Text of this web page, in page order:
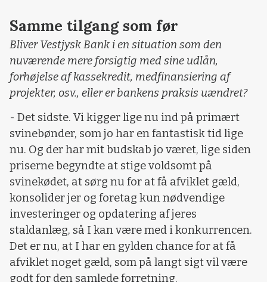
Samme tilgang som før
Bliver Vestjysk Bank i en situation som den
nuværende mere forsigtig med sine udlån,
forhøjelse af kassekredit, medfinansiering af
projekter, osv., eller er bankens praksis uændret?
- Det sidste. Vi kigger lige nu ind på primært
svinebønder, som jo har en fantastisk tid lige
nu. Og der har mit budskab jo været, lige siden
priserne begyndte at stige voldsomt på
svinekødet, at sørg nu for at få afviklet gæld,
konsolider jer og foretag kun nødvendige
investeringer og opdatering af jeres
staldanlæg, så I kan være med i konkurrencen.
Det er nu, at I har en gylden chance for at få
afviklet noget gæld, som på langt sigt vil være
godt for den samlede forretning.